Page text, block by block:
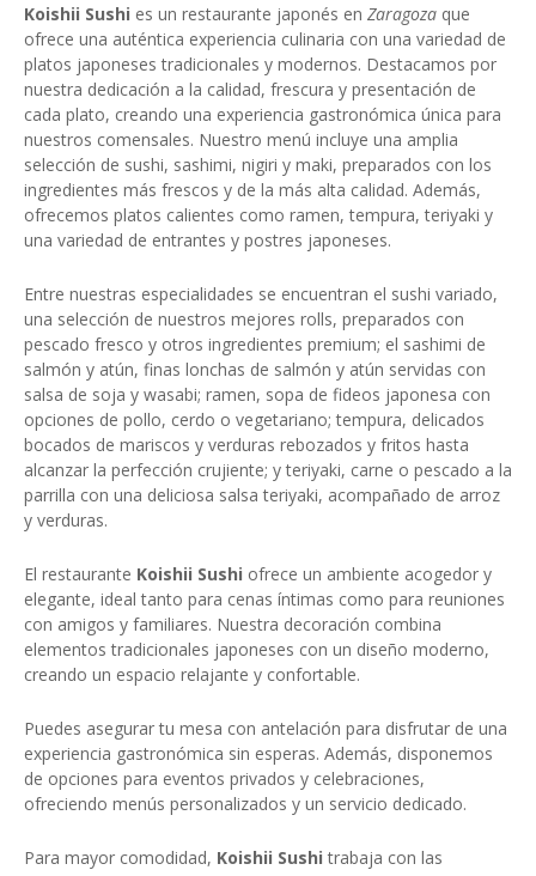
Koishii Sushi es un restaurante japonés en Zaragoza que
ofrece una auténtica experiencia culinaria con una variedad de
platos japoneses tradicionales y modernos. Destacamos por
nuestra dedicación a la calidad, frescura y presentación de
cada plato, creando una experiencia gastronómica única para
nuestros comensales. Nuestro menú incluye una amplia
selección de sushi, sashimi, nigiri y maki, preparados con los
ingredientes más frescos y de la más alta calidad. Además,
ofrecemos platos calientes como ramen, tempura, teriyaki y
una variedad de entrantes y postres japoneses.
Entre nuestras especialidades se encuentran el sushi variado,
una selección de nuestros mejores rolls, preparados con
pescado fresco y otros ingredientes premium; el sashimi de
salmón y atún, finas lonchas de salmón y atún servidas con
salsa de soja y wasabi; ramen, sopa de fideos japonesa con
opciones de pollo, cerdo o vegetariano; tempura, delicados
bocados de mariscos y verduras rebozados y fritos hasta
alcanzar la perfección crujiente; y teriyaki, carne o pescado a la
parrilla con una deliciosa salsa teriyaki, acompañado de arroz
y verduras.
El restaurante Koishii Sushi ofrece un ambiente acogedor y
elegante, ideal tanto para cenas íntimas como para reuniones
con amigos y familiares. Nuestra decoración combina
elementos tradicionales japoneses con un diseño moderno,
creando un espacio relajante y confortable.
Puedes asegurar tu mesa con antelación para disfrutar de una
experiencia gastronómica sin esperas. Además, disponemos
de opciones para eventos privados y celebraciones,
ofreciendo menús personalizados y un servicio dedicado.
Para mayor comodidad, Koishii Sushi trabaja con las